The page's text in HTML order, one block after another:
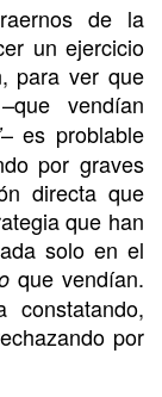
de la
un ejercicio
para ver que
vendían
– es problable
por graves
directa que
que han
solo en el
que vendían.
por